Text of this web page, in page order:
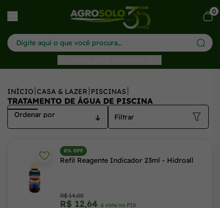
0
INÍCIO CASA & LAZER PISCINAS
TRATAMENTO DE ÁGUA DE PISCINA
Filtrar
8% OFF
Refil Reagente Indicador 23ml - Hidroall
R$ 14,00
R$ 12,64 à vista no PIX